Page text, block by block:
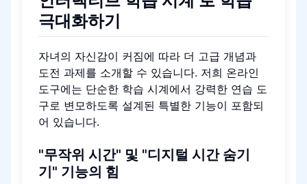
극대화하기
자녀의 자신감이 커짐에 따라 더 고급 개념과
도전 과제를 소개할 수 있습니다. 저희 온라인
도구에는 단순한 학습 시계에서 강력한 연습 도
구로 변모하도록 설계된 특별한 기능이 포함되
어 있습니다.
"무작위 시간" 및 "디지털 시간 숨기
기" 기능의 힘